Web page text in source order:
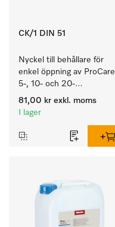
CK/1 DIN 51
Nyckel till behållare för
enkel öppning av ProCare
5-, 10- och 20-
litersbehållare.
81,00 kr exkl. moms
I lager